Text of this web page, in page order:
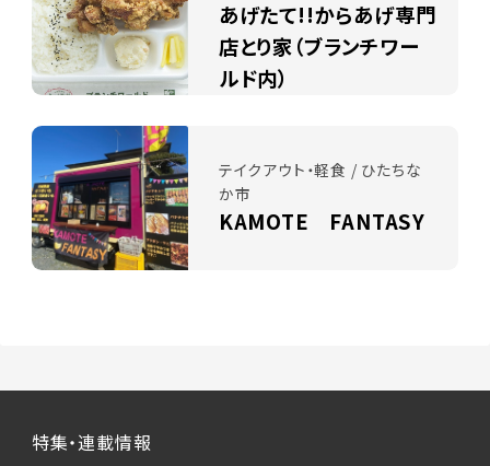
あげたて!!からあげ専門
店とり家（ブランチワー
ルド内）
テイクアウト・軽食 / ひたちな
か市
KAMOTE FANTASY
特集・連載情報